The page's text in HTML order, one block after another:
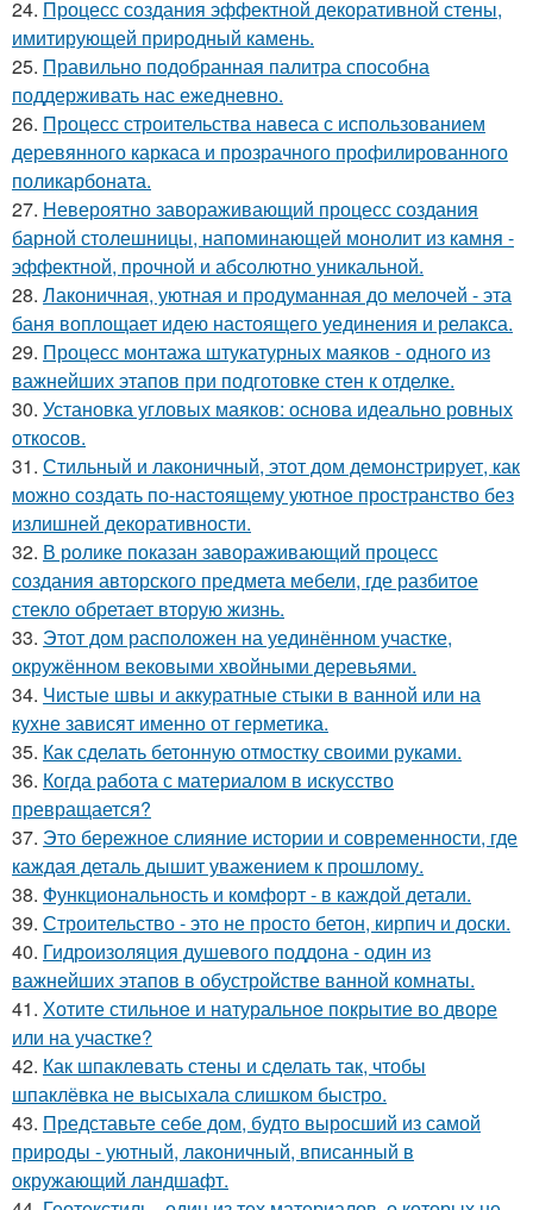
24. Процесс создания эффектной декоративной стены,
имитирующей природный камень.
25. Правильно подобранная палитра способна
поддерживать нас ежедневно.
26. Процесс строительства навеса с использованием
деревянного каркаса и прозрачного профилированного
поликарбоната.
27. Невероятно завораживающий процесс создания
барной столешницы, напоминающей монолит из камня -
эффектной, прочной и абсолютно уникальной.
28. Лаконичная, уютная и продуманная до мелочей - эта
баня воплощает идею настоящего уединения и релакса.
29. Процесс монтажа штукатурных маяков - одного из
важнейших этапов при подготовке стен к отделке.
30. Установка угловых маяков: основа идеально ровных
откосов.
31. Стильный и лаконичный, этот дом демонстрирует, как
можно создать по-настоящему уютное пространство без
излишней декоративности.
32. В ролике показан завораживающий процесс
создания авторского предмета мебели, где разбитое
стекло обретает вторую жизнь.
33. Этот дом расположен на уединённом участке,
окружённом вековыми хвойными деревьями.
34. Чистые швы и аккуратные стыки в ванной или на
кухне зависят именно от герметика.
35. Как сделать бетонную отмостку своими руками.
36. Когда работа с материалом в искусство
превращается?
37. Это бережное слияние истории и современности, где
каждая деталь дышит уважением к прошлому.
38. Функциональность и комфорт - в каждой детали.
39. Строительство - это не просто бетон, кирпич и доски.
40. Гидроизоляция душевого поддона - один из
важнейших этапов в обустройстве ванной комнаты.
41. Хотите стильное и натуральное покрытие во дворе
или на участке?
42. Как шпаклевать стены и сделать так, чтобы
шпаклёвка не высыхала слишком быстро.
43. Представьте себе дом, будто выросший из самой
природы - уютный, лаконичный, вписанный в
окружающий ландшафт.